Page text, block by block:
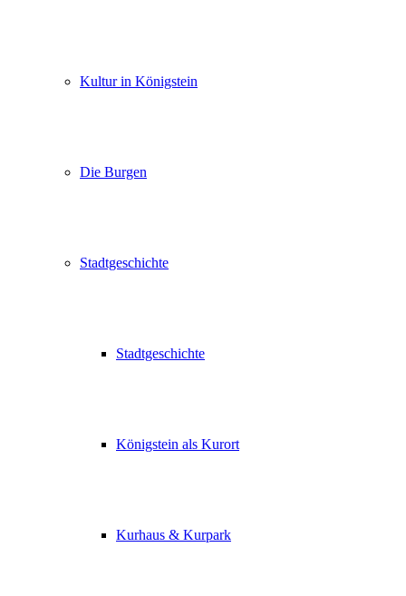
Kultur in Königstein
Die Burgen
Stadtgeschichte
Stadtgeschichte
Königstein als Kurort
Kurhaus & Kurpark